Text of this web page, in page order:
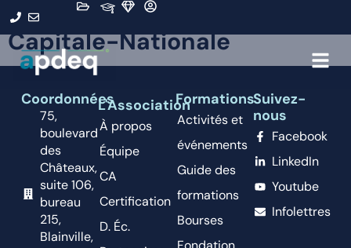
Région administrative :
Capitale-Nationale
Coordonnées
75,
boulevard
des
Châteaux,
suite 106,
bureau
215,
Blainville,
L'Association
À propos
Équipe
CA
Certification
D. Éc.
Formations
Activités et
événements
Guide des
formations
Bourses
Suivez-
nous
Facebook
LinkedIn
Youtube
Infolettres